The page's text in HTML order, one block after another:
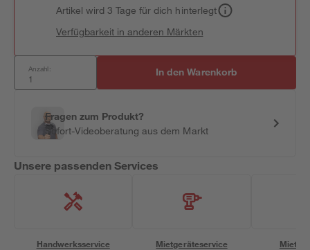
Artikel wird 3 Tage für dich hinterlegt
Verfügbarkeit in anderen Märkten
Anzahl: In den Warenkorb
Fragen zum Produkt?
Sofort-Videoberatung aus dem Markt
Unsere passenden Services
Handwerksservice Mietgeräteservice